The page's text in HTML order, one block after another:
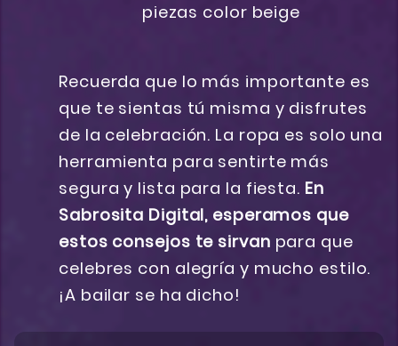
Recuerda que lo más importante es
que te sientas tú misma y disfrutes
de la celebración. La ropa es solo una
herramienta para sentirte más
segura y lista para la fiesta. En
Sabrosita Digital, esperamos que
estos consejos te sirvan para que
celebres con alegría y mucho estilo.
¡A bailar se ha dicho!